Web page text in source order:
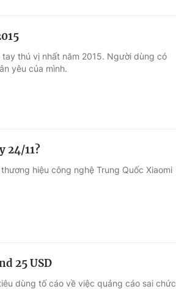
thú vị nhất năm 2015. Người dùng có
yêu của mình.
24/11?
hiệu công nghệ Trung Quốc Xiaomi
25 USD
dùng tố cáo về việc quảng cáo sai chức